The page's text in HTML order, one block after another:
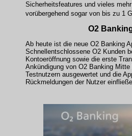
Sicherheitsfeatures und vieles
vorübergehend sogar von bis zu 1
O2
Ab heute ist die neue O2 Banking
Schnellentschlossene O2 Kunden
Kontoeröffnung sowie die erste
Ankündigung von O2 Banking
Testnutzern ausgewertet und die
Rückmeldungen der Nutzer